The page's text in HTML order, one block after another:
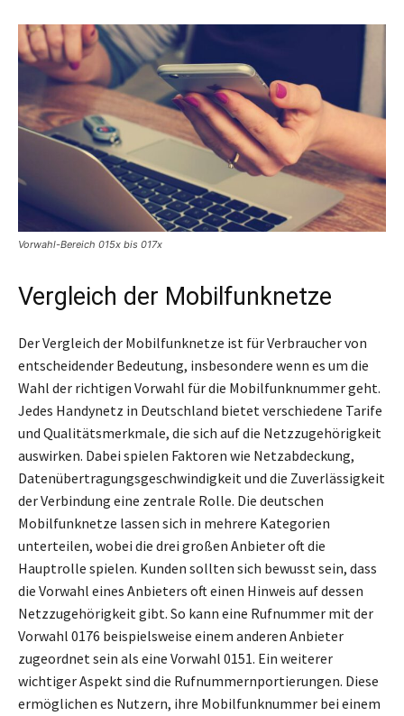
Vorwahl-Bereich 015x bis 017x
Vergleich der Mobilfunknetze
Der Vergleich der Mobilfunknetze ist für Verbraucher von
entscheidender Bedeutung, insbesondere wenn es um die
Wahl der richtigen Vorwahl für die Mobilfunknummer geht.
Jedes Handynetz in Deutschland bietet verschiedene Tarife
und Qualitätsmerkmale, die sich auf die Netzzugehörigkeit
auswirken. Dabei spielen Faktoren wie Netzabdeckung,
Datenübertragungsgeschwindigkeit und die Zuverlässigkeit
der Verbindung eine zentrale Rolle. Die deutschen
Mobilfunknetze lassen sich in mehrere Kategorien
unterteilen, wobei die drei großen Anbieter oft die
Hauptrolle spielen. Kunden sollten sich bewusst sein, dass
die Vorwahl eines Anbieters oft einen Hinweis auf dessen
Netzzugehörigkeit gibt. So kann eine Rufnummer mit der
Vorwahl 0176 beispielsweise einem anderen Anbieter
zugeordnet sein als eine Vorwahl 0151. Ein weiterer
wichtiger Aspekt sind die Rufnummernportierungen. Diese
ermöglichen es Nutzern, ihre Mobilfunknummer bei einem